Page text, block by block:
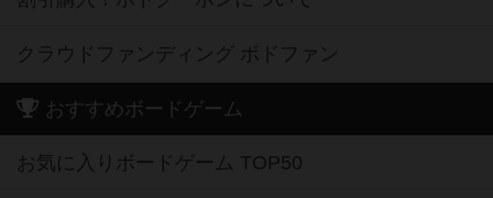
クラウドファンディング ボドファン
おすすめボードゲーム
お気に入りボードゲーム TOP50